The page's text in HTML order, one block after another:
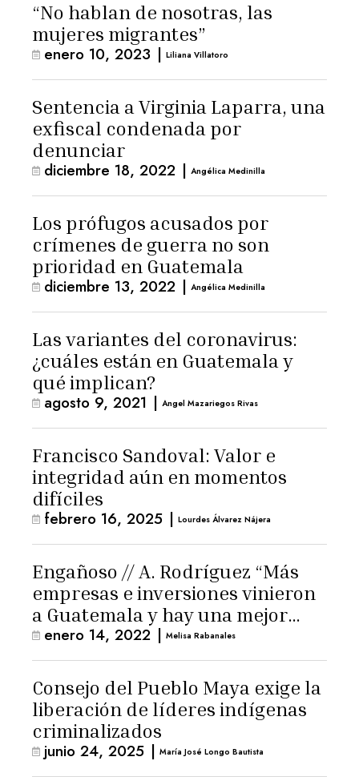
“No hablan de nosotras, las
mujeres migrantes”
enero 10, 2023 | Liliana Villatoro
Sentencia a Virginia Laparra, una
exfiscal condenada por
denunciar
diciembre 18, 2022 | Angélica Medinilla
Los prófugos acusados por
crímenes de guerra no son
prioridad en Guatemala
diciembre 13, 2022 | Angélica Medinilla
Las variantes del coronavirus:
¿cuáles están en Guatemala y
qué implican?
agosto 9, 2021 | Angel Mazariegos Rivas
Francisco Sandoval: Valor e
integridad aún en momentos
difíciles
febrero 16, 2025 | Lourdes Álvarez Nájera
Engañoso // A. Rodríguez “Más
empresas e inversiones vinieron
a Guatemala y hay una mejor
economía para los
guatemaltecos”
enero 14, 2022 | Melisa Rabanales
Consejo del Pueblo Maya exige la
liberación de líderes indígenas
criminalizados
junio 24, 2025 | María José Longo Bautista